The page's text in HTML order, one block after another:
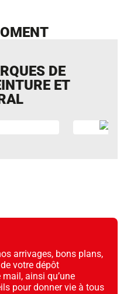
DE
ET
arrivages, bons plans,
votre dépôt
ainsi qu’une
pour donner vie à tous